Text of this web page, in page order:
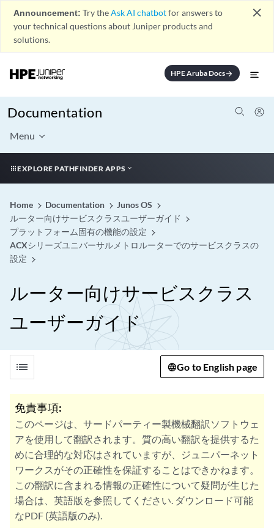
Announcement: Try theAsk AI chatbotfor answers to
your technical questions about Juniper products and
solutions.
close
HPE Aruba Docsarrow_forward
Documentation
Menu
EXPLORE PATHFINDER APPS
Home Documentation
Junos OS
ルーター向けサービスクラスユーザーガイド
プラットフォーム固有の機能の設定
ACXシリーズユニバーサルメトロルーターでのサービスクラスの
設定
ルーター向けサービスクラス
ユーザーガイド
list Go to English page
免責事項:
このページは、サードパーティー製機械翻訳ソフトウェ
アを使用して翻訳されます。質の高い翻訳を提供するた
めに合理的な対応はされていますが、ジュニパーネット
ワークスがその正確性を保証することはできかねます。
この翻訳に含まれる情報の正確性について疑問が生じた
場合は、英語版を参照してください. ダウンロード可能
なPDF (英語版のみ).